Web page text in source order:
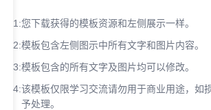
1:您下载获得的模板资源和左侧展示一样。
2:模板包含左侧图示中所有文字和图片内容。
3:模板包含的所有文字及图片均可以修改。
4:该模板仅限学习交流请勿用于商业用途，如
予处理。